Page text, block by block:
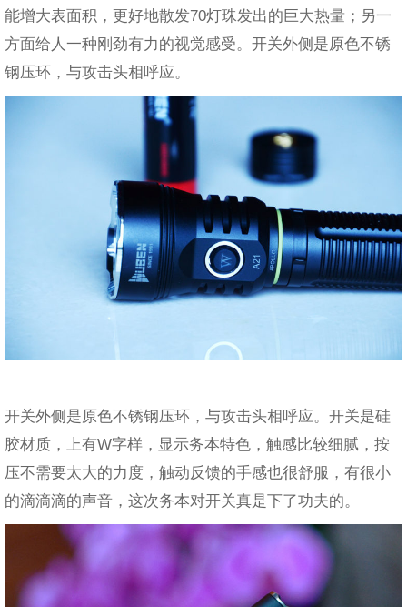
能增大表面积，更好地散发70灯珠发出的巨大热量；另一
方面给人一种刚劲有力的视觉感受。开关外侧是原色不锈
钢压环，与攻击头相呼应。
开关外侧是原色不锈钢压环，与攻击头相呼应。开关是硅
胶材质，上有W字样，显示务本特色，触感比较细腻，按
压不需要太大的力度，触动反馈的手感也很舒服，有很小
的滴滴滴的声音，这次务本对开关真是下了功夫的。